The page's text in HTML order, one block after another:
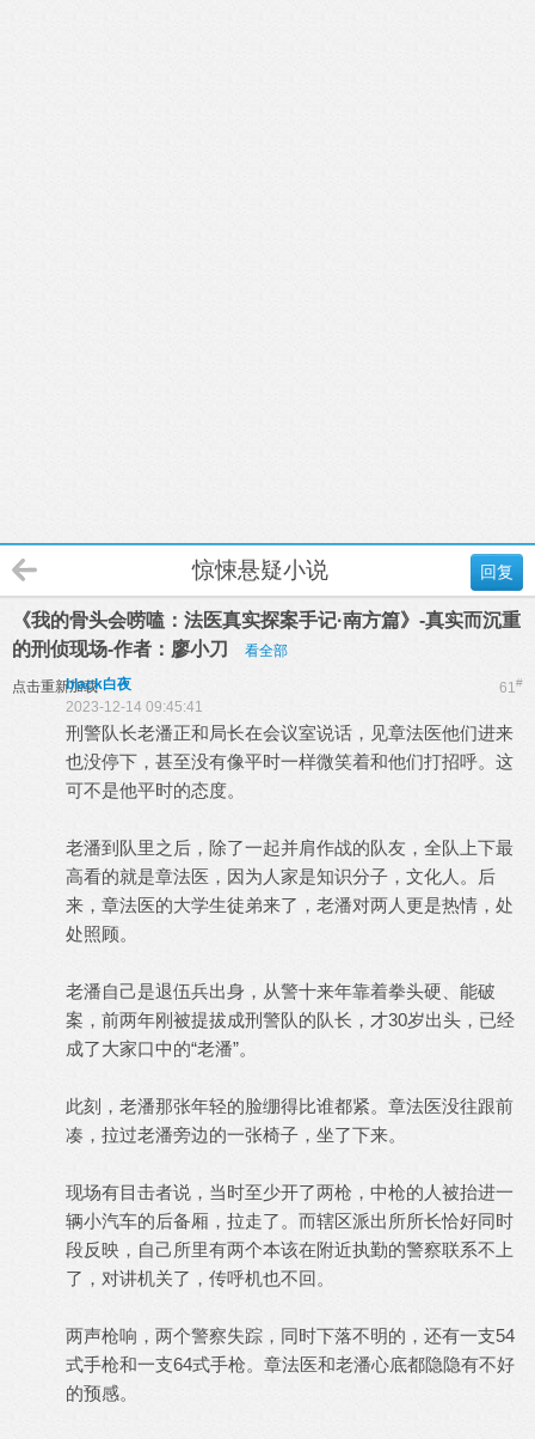
回复
惊悚悬疑小说
《我的骨头会唠嗑：法医真实探案手记·南方篇》-真实而沉重
的刑侦现场-作者：廖小刀
看全部
点击重新加载 61#
black白夜
2023-12-14 09:45:41
刑警队长老潘正和局长在会议室说话，见章法医他们进来
也没停下，甚至没有像平时一样微笑着和他们打招呼。这
可不是他平时的态度。
老潘到队里之后，除了一起并肩作战的队友，全队上下最
高看的就是章法医，因为人家是知识分子，文化人。后
来，章法医的大学生徒弟来了，老潘对两人更是热情，处
处照顾。
老潘自己是退伍兵出身，从警十来年靠着拳头硬、能破
案，前两年刚被提拔成刑警队的队长，才30岁出头，已经
成了大家口中的“老潘”。
此刻，老潘那张年轻的脸绷得比谁都紧。章法医没往跟前
凑，拉过老潘旁边的一张椅子，坐了下来。
现场有目击者说，当时至少开了两枪，中枪的人被抬进一
辆小汽车的后备厢，拉走了。而辖区派出所所长恰好同时
段反映，自己所里有两个本该在附近执勤的警察联系不上
了，对讲机关了，传呼机也不回。
两声枪响，两个警察失踪，同时下落不明的，还有一支54
式手枪和一支64式手枪。章法医和老潘心底都隐隐有不好
的预感。